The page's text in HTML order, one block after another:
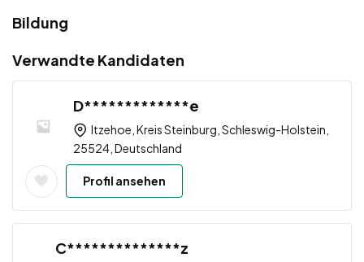
Bildung
Verwandte Kandidaten
D*************e
Itzehoe, Kreis Steinburg, Schleswig-Holstein,
25524, Deutschland
Profil ansehen
C**************z